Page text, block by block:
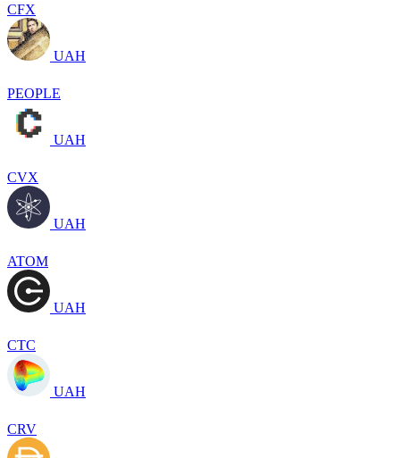
CFX
UAH
PEOPLE
UAH
CVX
UAH
ATOM
UAH
CTC
UAH
CRV